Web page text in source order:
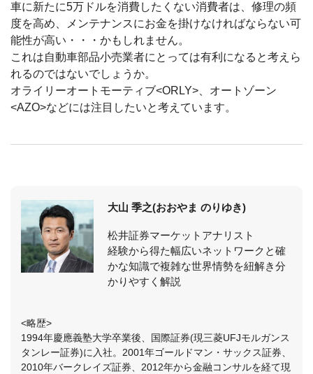
車に新たに5万ドルを消費したくない消費者は、修理の頻
度を高め、メンテナンスにお金を掛けなければならない可
能性が高い・・・かもしれません。
これは自動車部品小売業者にとっては有利になると考えら
れるのではないでしょうか。
オライリーオートモーティブ<ORLY>、オートゾーン
<AZO>などには注目したいと考えています。
大山 季之(おおやま のりゆき)
松井証券マーケットアナリスト
経験から得た幅広いネットワークと確
かな知識で複雑な世界情勢を紐解き分
かりやすく解説
<略歴>
1994年慶應義塾大学卒業後、国際証券(現三菱UFJモルガンス
タンレー証券)に入社。2001年ゴールドマン・サックス証券、
2010年バークレイズ証券、2012年から金融コンサルを経て現